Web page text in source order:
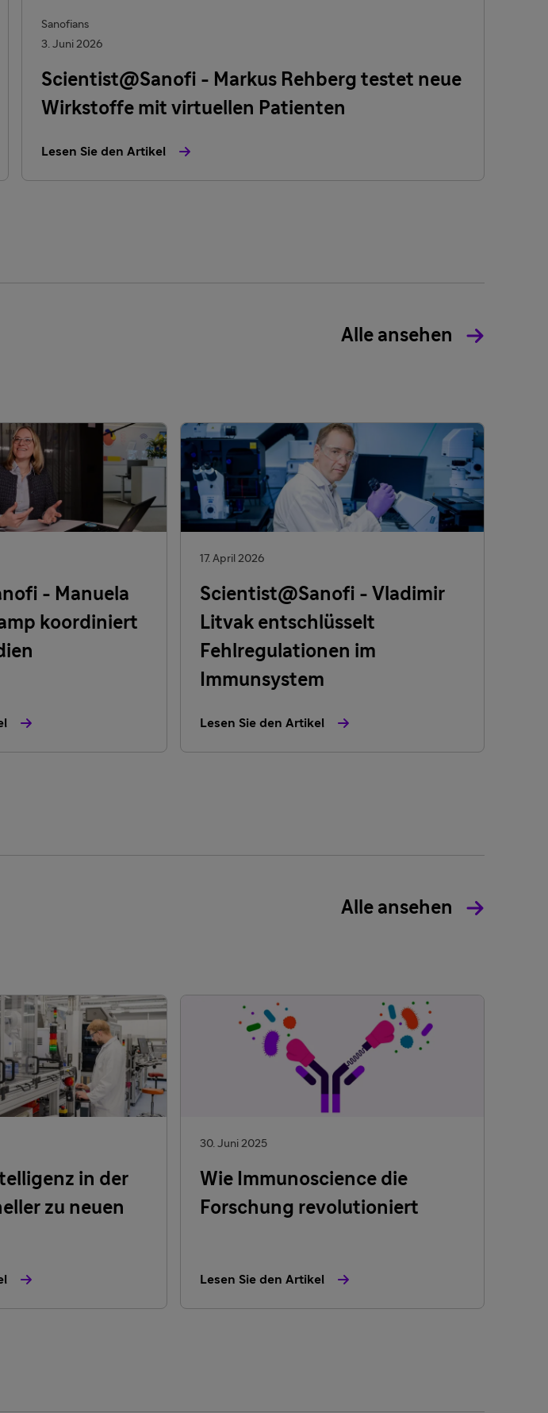
Sanofians
3. Juni 2026
Scientist@Sanofi - Markus Rehberg testet neue
Wirkstoffe mit virtuellen Patienten
Lesen Sie den Artikel
Alle ansehen
- Manuela
koordiniert
17. April 2026
Scientist@Sanofi - Vladimir
Litvak entschlüsselt
Fehlregulationen im
Immunsystem
Lesen Sie den Artikel
Alle ansehen
in der
zu neuen
30. Juni 2025
Wie Immunoscience die
Forschung revolutioniert
Lesen Sie den Artikel